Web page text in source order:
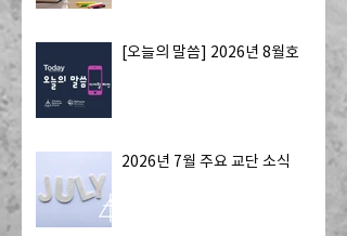
[오늘의 말씀] 2026년 8월호
2026년 7월 주요 교단 소식